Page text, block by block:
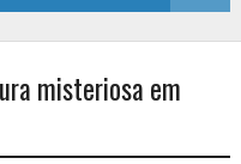
misteriosa em